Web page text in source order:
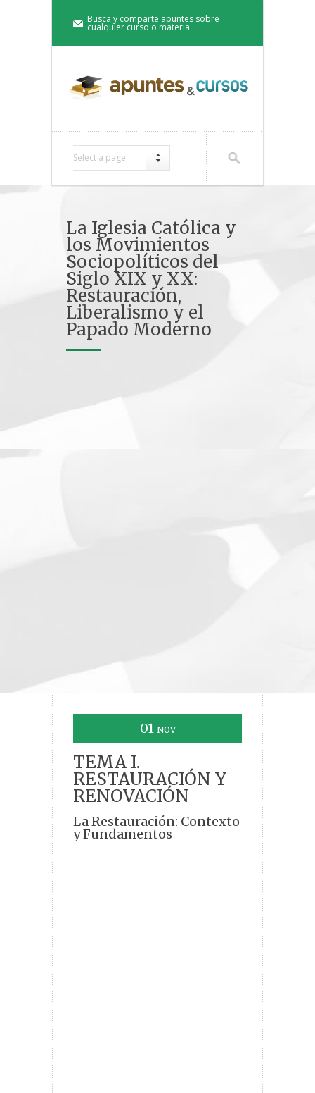
Busca y comparte apuntes sobre
cualquier curso o materia
Select a page...
La Iglesia Católica y
los Movimientos
Sociopolíticos del
Siglo XIX y XX:
Restauración,
Liberalismo y el
Papado Moderno
01 NOV
TEMA I.
RESTAURACIÓN Y
RENOVACIÓN
La Restauración: Contexto
y Fundamentos